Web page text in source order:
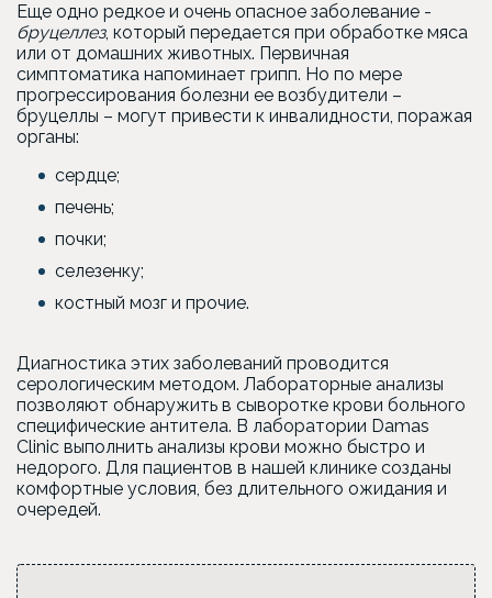
Еще одно редкое и очень опасное заболевание -
бруцеллез, который передается при обработке мяса
или от домашних животных. Первичная
симптоматика напоминает грипп. Но по мере
прогрессирования болезни ее возбудители –
бруцеллы – могут привести к инвалидности, поражая
органы:
сердце;
печень;
почки;
селезенку;
костный мозг и прочие.
Диагностика этих заболеваний проводится
серологическим методом. Лабораторные анализы
позволяют обнаружить в сыворотке крови больного
специфические антитела. В лаборатории Damas
Clinic выполнить анализы крови можно быстро и
недорого. Для пациентов в нашей клинике созданы
комфортные условия, без длительного ожидания и
очередей.